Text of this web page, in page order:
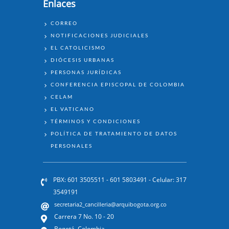
Enlaces
ENLACES
CORREO
NOTIFICACIONES JUDICIALES
EL CATOLICISMO
DIÓCESIS URBANAS
PERSONAS JURÍDICAS
CONFERENCIA EPISCOPAL DE COLOMBIA
CELAM
EL VATICANO
TÉRMINOS Y CONDICIONES
POLÍTICA DE TRATAMIENTO DE DATOS
PERSONALES
PBX: 601 3505511 - 601 5803491 - Celular: 317
3549191
secretaria2_cancilleria@arquibogota.org.co
Carrera 7 No. 10 - 20